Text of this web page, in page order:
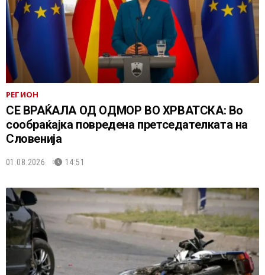
РЕГИОН
СЕ ВРАЌАЛА ОД ОДМОР ВО ХРВАТСКА: Во
сообраќајка повредена претседателката на
Словенија
01.08.2026. 14:51